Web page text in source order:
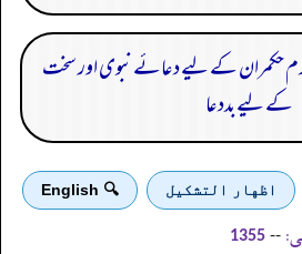
حکمران کے لیے دعائے نبوی اور سخت
کے لیے بددعا
اظهار التشكيل 🔍 English
--
1355